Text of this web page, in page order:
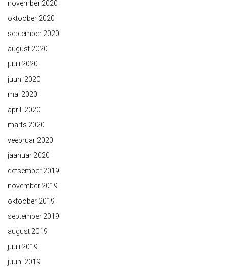
november 2020
oktoober 2020
september 2020
august 2020
juuli 2020
juuni 2020
mai 2020
aprill 2020
märts 2020
veebruar 2020
jaanuar 2020
detsember 2019
november 2019
oktoober 2019
september 2019
august 2019
juuli 2019
juuni 2019